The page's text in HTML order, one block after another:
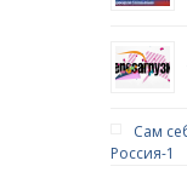
Сам
Россия-1